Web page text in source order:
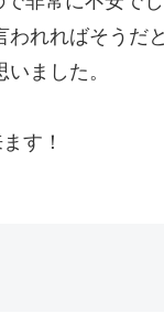
れればそうだ
ました。
す！